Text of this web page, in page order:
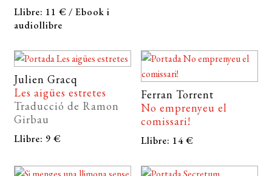
Llibre: 11 € / Ebook i
audiollibre
Julien Gracq
Les aigües estretes
Traducció de Ramon
Girbau
Llibre: 9 €
Ferran Torrent
No emprenyeu el
comissari!
Llibre: 14 €